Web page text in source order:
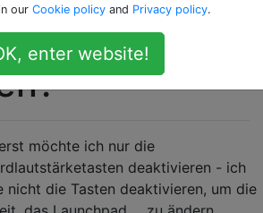
neu
möchte ich nur die
deaktivieren - ich
nicht die Tasten deaktivieren, um die
our Cookie policy and Privacy policy.
enter website!